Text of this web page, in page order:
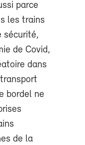
parce
les trains
sécurité,
de Covid,
dans
bordel ne
de la